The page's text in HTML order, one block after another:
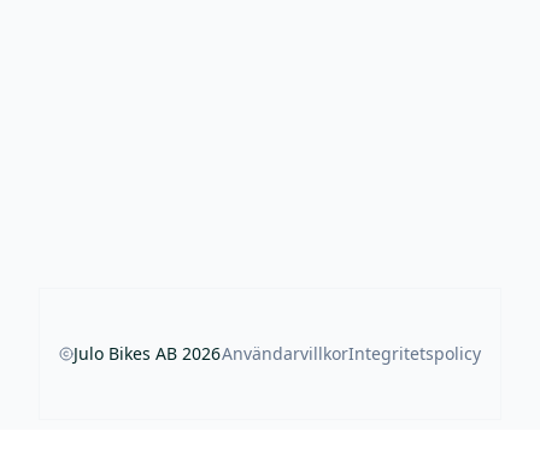
Julo Bikes AB 2026AnvändarvillkorIntegritetspolicy